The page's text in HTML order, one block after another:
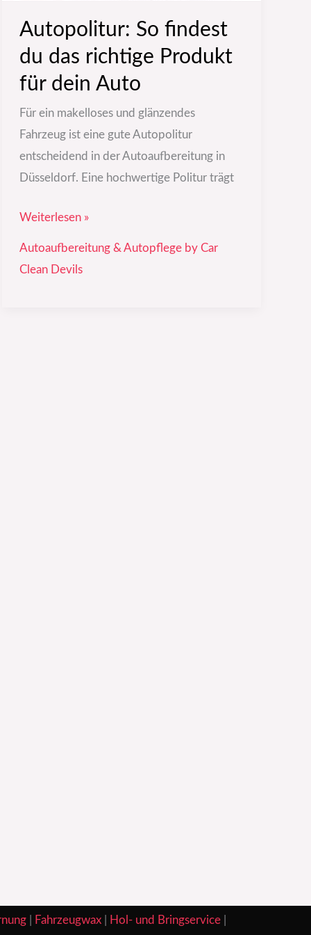
Autopolitur: So findest
du das richtige Produkt
für dein Auto
Für ein makelloses und glänzendes
Fahrzeug ist eine gute Autopolitur
entscheidend in der Autoaufbereitung in
Düsseldorf. Eine hochwertige Politur trägt
Weiterlesen »
Autoaufbereitung & Autopflege by Car
Clean Devils
| Fahrzeugwax| Hol- und Bringservice|